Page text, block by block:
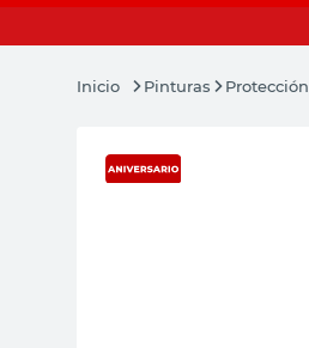
Pinturas Protección
muebles